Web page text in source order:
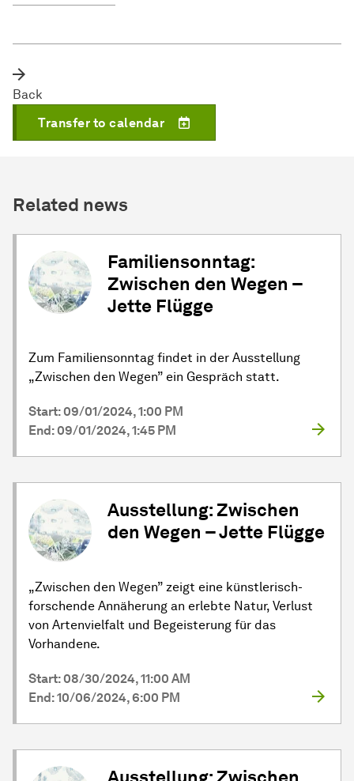
Back
Transfer to calendar
Related news
Familiensonntag:
Zwischen den Wegen –
Jette Flügge
Zum Familiensonntag findet in der Ausstellung
„Zwischen den Wegen” ein Gespräch statt.
Start: 09/01/2024, 1:00 PM
End: 09/01/2024, 1:45 PM
Ausstellung: Zwischen
den Wegen – Jette Flügge
„Zwischen den Wegen” zeigt eine künstlerisch-
forschende Annäherung an erlebte Natur, Verlust
von Artenvielfalt und Begeisterung für das
Vorhandene.
Start: 08/30/2024, 11:00 AM
End: 10/06/2024, 6:00 PM